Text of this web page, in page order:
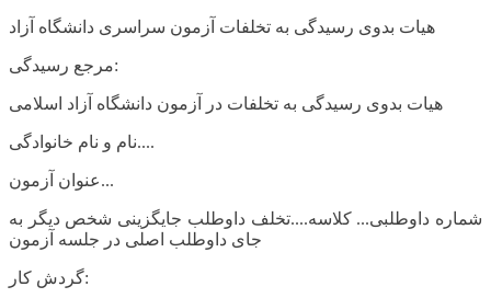
هیات بدوی رسیدگی به تخلفات آزمون سراسری دانشگاه آزاد
مرجع رسیدگی:
هیات بدوی رسیدگی به تخلفات در آزمون دانشگاه آزاد اسلامی
نام و نام خانوادگی....
عنوان آزمون...
شماره داوطلبی... کلاسه....تخلف داوطلب جایگزینی شخص دیگر به
جای داوطلب اصلی در جلسه آزمون
گردش کار: